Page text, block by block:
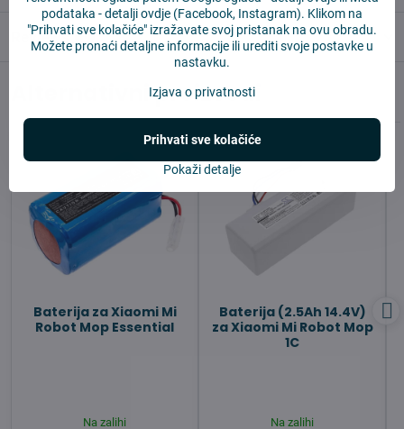
Reviews 0
Alternativni proizvodi
Baterija za Xiaomi Mi
Robot Mop Essential
Na zalihi
Baterija (2.5Ah 14.4V)
za Xiaomi Mi Robot Mop
1C
Na zalihi
podataka -detalji ovdje (Facebook, Instagram). Klikom na
"Prihvati sve kolačiće" izražavate svoj pristanak na ovu obradu.
Možete pronaći detaljne informacije ili urediti svoje postavke u
nastavku.
Izjava o privatnosti
Pokaži detalje
Prihvati sve kolačiće